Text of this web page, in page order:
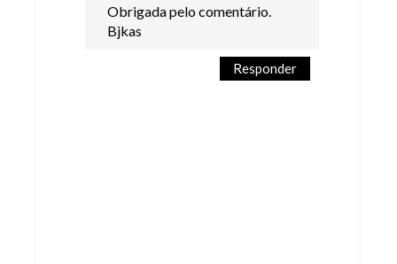
Obrigada pelo comentário.
Bjkas
Responder